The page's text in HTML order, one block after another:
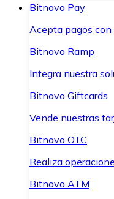
Bitnovo Pay
Acepta pagos
Bitnovo Ramp
Integra nuestra
Bitnovo Giftcards
Vende nuestras
Bitnovo OTC
Realiza
Bitnovo ATM